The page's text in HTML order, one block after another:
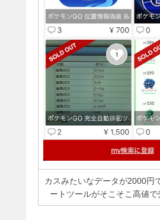
カスみたいなデータが2000円
ートツールがそこそこ高値